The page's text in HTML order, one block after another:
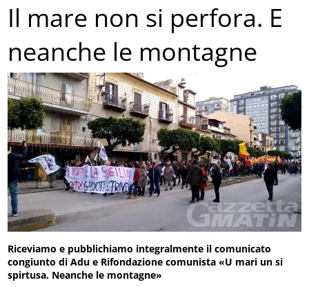
Il mare non si perfora. E
neanche le montagne
Riceviamo e pubblichiamo integralmente il comunicato
congiunto di Adu e Rifondazione comunista «U mari un si
spirtusa. Neanche le montagne»